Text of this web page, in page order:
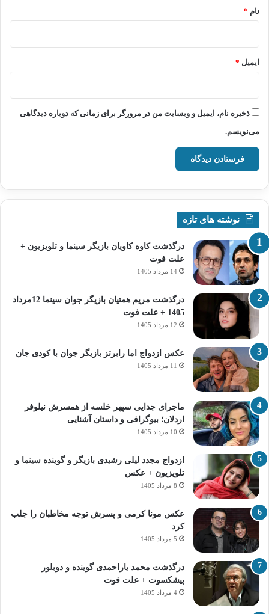
نام *
ایمیل *
ذخیره نام، ایمیل و وبسایت من در مرورگر برای زمانی که دوباره دیدگاهی
می‌نویسم.
نوشته های تازه
درگذشت کاوه کاویان بازیگر سینما و تلویزیون +
علت فوت
14 مرداد 1405
درگذشت مریم همتیان بازیگر جوان سینما 12مرداد
1405 + علت فوت
12 مرداد 1405
عکس ازدواج اما رابرتز بازیگر جوان با کودی جان
11 مرداد 1405
ماجرای جدایی سپهر خلسه از همسرش نیلوفر
اردلان؛ بیوگرافی و داستان آشنایی
10 مرداد 1405
ازدواج مجدد لیلی رشیدی بازیگر و گوینده سینما و
تلویزیون + عکس
8 مرداد 1405
عکس مونا کرمی و پسرش توجه مخاطبان را جلب
کرد
5 مرداد 1405
درگذشت محمد یاراحمدی گوینده و دوبلور
پیشکسوت + علت فوت
4 مرداد 1405